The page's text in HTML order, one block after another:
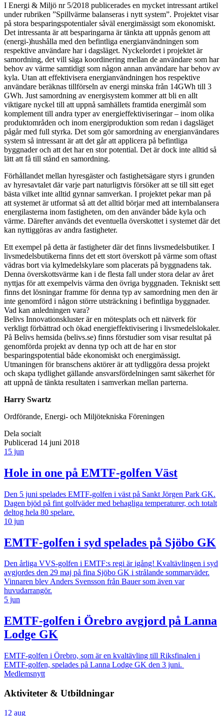
I Energi & Miljö nr 5/2018 publicerades en mycket intressant artikel
under rubriken ”Spillvärme balanseras i nytt system”. Projektet visar
på stora besparingspotentialer såväl energimässigt som ekonomiskt.
Det intressanta är att besparingarna är tänkta att uppnås genom att
(energi-)hushålla med den befintliga energianvändningen som
respektive användare har i dagsläget. Nyckelordet i projektet är
samordning, det vill säga koordinering mellan de användare som har
behov av värme samtidigt som någon annan användare har behov av
kyla. Utan att effektivisera energianvändningen hos respektive
användare beräknas tillförseln av energi minska från 14GWh till 3
GWh. Just samordning av energisystem kommer att bli en allt
viktigare nyckel till att uppnå samhällets framtida energimål som
komplement till andra typer av energieffektiviseringar – inom olika
produktområden och inom energiproduktion som redan i dagsläget
pågår med full styrka. Det som gör samordning av energianvändares
system så intressant är att det går att applicera på befintliga
byggnader och att det har en stor potential. Det är dock inte alltid så
lätt att få till stånd en samordning.
Förhållandet mellan hyresgäster och fastighetsägare styrs i grunden
av hyresavtalet där varje part naturligtvis försöker att se till sitt eget
bästa vilket inte alltid gynnar samverkan. I projektet pekar man på
att systemet är utformat så att det alltid börjar med att internbalansera
energilasterna inom fastigheten, om den använder både kyla och
värme. Därefter används det eventuella överskottet i systemet där det
kan nyttiggöras av andra fastigheter.
Ett exempel på detta är fastigheter där det finns livsmedelsbutiker. I
livsmedelsbutikerna finns det ett stort överskott på värme som oftast
vädras bort via kylmedelskylare som placerats på byggnadens tak.
Denna överskottsvärme kan i de flesta fall under stora delar av året
nyttjas för att exempelvis värma den övriga byggnaden. Tekniskt sett
finns det lösningar framme för denna typ av samordning men den är
inte genomförd i någon större utsträckning i befintliga byggnader.
Vad kan anledningen vara?
Belivs Innovationskluster är en mötesplats och ett nätverk för
verkligt förbättrad och ökad energieffektivisering i livsmedelslokaler.
På Belivs hemsida (belivs.se) finns förstudier som visar resultat på
genomförda projekt av denna typ och att de har en stor
besparingspotential både ekonomiskt och energimässigt.
Utmaningen för branschens aktörer är att tydliggöra dessa projekt
och skapa tydlighet gällande ansvarsfördelningen samt säkerhet för
att uppnå de tänkta resultaten i samverkan mellan parterna.
Harry Swartz
Ordförande, Energi- och Miljötekniska Föreningen
Dela socialt
Publicerad 14 juni 2018
15 jun
Hole in one på EMTF-golfen Väst
Den 5 juni spelades EMTF-golfen i väst på Sankt Jörgen Park GK.
Dagen bjöd på fint golfväder med behagliga temperaturer, och totalt
deltog hela 80 spelare.
10 jun
EMTF-golfen i syd spelades på Sjöbo GK
Den årliga VVS-golfen i EMTF:s regi är igång! Kvaltävlingen i syd
avgjordes den 29 maj på fina Sjöbo GK i strålande sommarväder.
Vinnaren blev Anders Svensson från Bauer som även var
huvudarrangör.
5 jun
EMTF-golfen i Örebro avgjord på Lanna
Lodge GK
EMTF-golfen i Örebro, som är en kvaltävling till Riksfinalen i
EMTF-golfen, spelades på Lanna Lodge GK den 3 juni.
Medlemsnytt
Aktiviteter & Utbildningar
12 aug